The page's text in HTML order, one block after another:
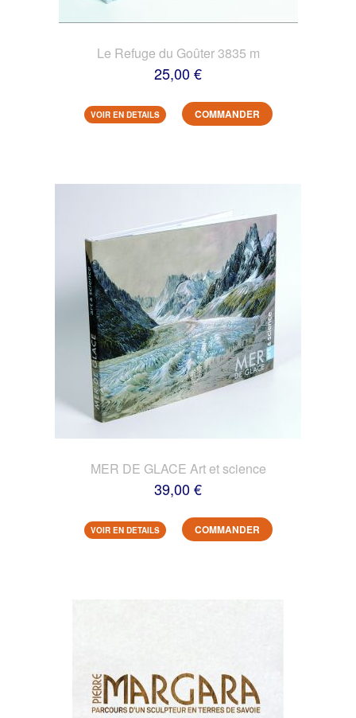
Le Refuge du Goûter 3835 m
25,00 €
VOIR EN DETAILS COMMANDER
MER DE GLACE Art et science
39,00 €
VOIR EN DETAILS COMMANDER